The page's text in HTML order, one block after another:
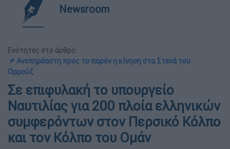
Newsroom
Ενότητες στο άρθρο:
📌 Ανεπηρέαστη προς το παρόν η κίνηση στα Στενά του
Ορμούζ
Σε επιφυλακή το υπουργείο
Ναυτιλίας για 200 πλοία ελληνικών
συμφερόντων στον Περσικό Κόλπο
και τον Κόλπο του Ομάν